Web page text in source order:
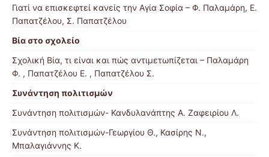
Γιατί να επισκεφτεί κανείς την Αγία Σοφία – Φ. Παλαμάρη, Ε.
Παπατζέλου, Σ. Παπατζέλου
Βία στο σχολείο
Σχολική Βία, τι είναι και πώς αντιμετωπίζεται – Παλαμάρη
Φ. , Παπατζέλου Ε. , Παπατζέλου Σ.
Συνάντηση πολιτισμών
Συνάντηση πολιτισμών- Κανδυλανάπτης Α. Ζαφειρίου Λ.
Συνάντηση πολιτισμών-Γεωργίου Θ., Κασίρης Ν.,
Μπαλαγιάννης Κ.